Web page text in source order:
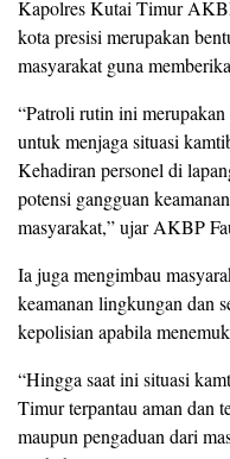
Kapolres Kutai Timur
kota presisi merupakan
masyarakat guna
“Patroli rutin ini
untuk menjaga situasi
Kehadiran personel di
potensi gangguan
masyarakat,” ujar AKBP
Ia juga mengimbau
keamanan lingkungan dan
kepolisian apabila
“Hingga saat ini situasi
Timur terpantau aman dan
maupun pengaduan dari